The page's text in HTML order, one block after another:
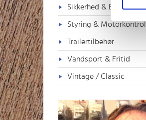
Sikkerhed & Badestiger
Styring & Motorkontrol
Trailertilbehør
Vandsport & Fritid
Vintage / Classic